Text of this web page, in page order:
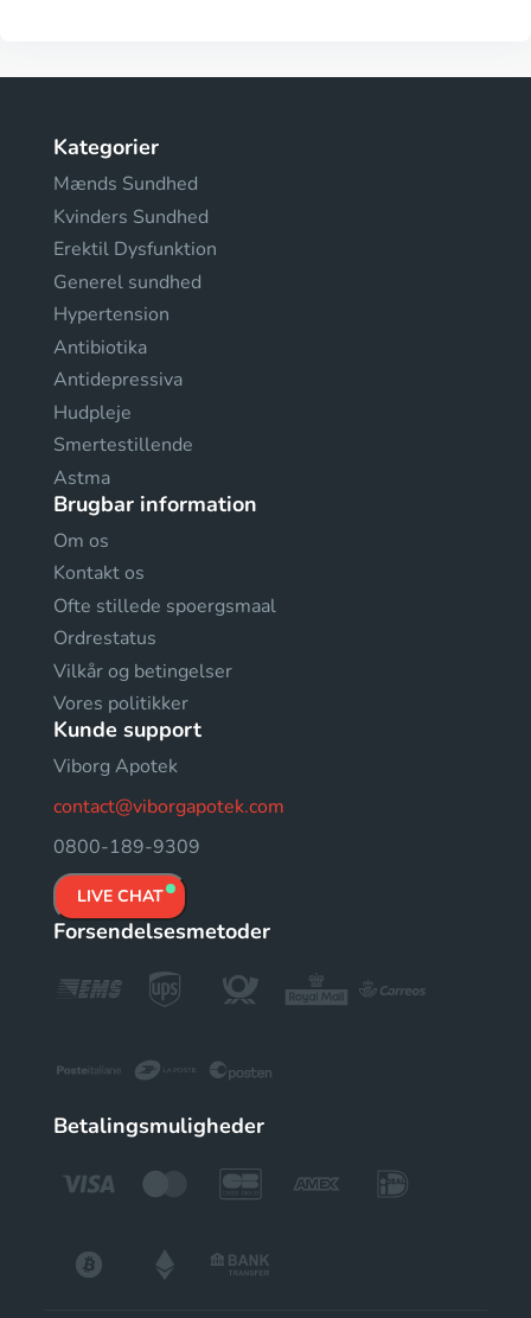
Kategorier
Mænds Sundhed
Kvinders Sundhed
Erektil Dysfunktion
Generel sundhed
Hypertension
Antibiotika
Antidepressiva
Hudpleje
Smertestillende
Astma
Brugbar information
Om os
Kontakt os
Ofte stillede spoergsmaal
Ordrestatus
Vilkår og betingelser
Vores politikker
Kunde support
Viborg Apotek
contact@viborgapotek.com
0800-189-9309
LIVE CHAT
Forsendelsesmetoder
Betalingsmuligheder